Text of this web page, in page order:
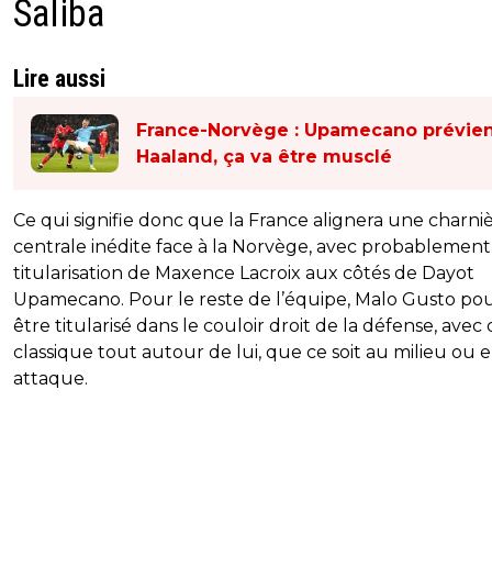
Saliba
Lire aussi
France-Norvège : Upamecano
Haaland, ça va être musclé
Ce qui signifie donc que la France alignera une
centrale inédite face à la Norvège, avec
titularisation de Maxence Lacroix aux côtés de Dayot
Upamecano. Pour le reste de l’équipe, Malo Gusto
être titularisé dans le couloir droit de la défense, avec
classique tout autour de lui, que ce soit au milieu ou
attaque.